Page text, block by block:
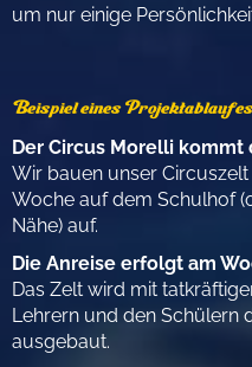
um nur einige
Beispiel eines Projektablaufes
Der Circus Morelli
Wir bauen unser
Woche auf dem Schulhof
Nähe) auf.
Die Anreise erfolgt am
Das Zelt wird mit
Lehrern und den Schülern
ausgebaut.